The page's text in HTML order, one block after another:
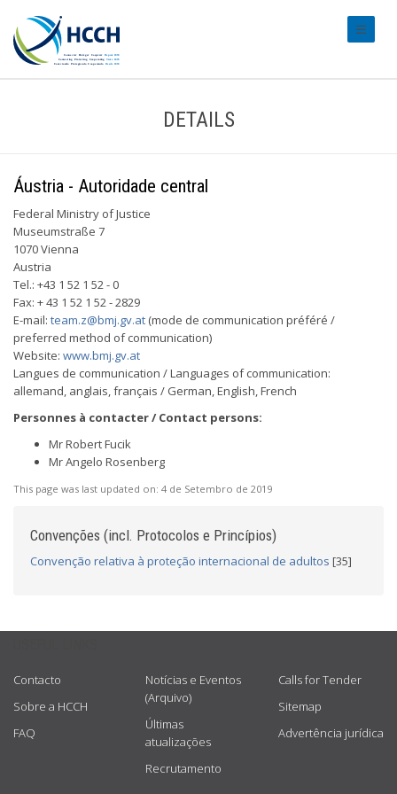
DETAILS
Áustria - Autoridade central
Federal Ministry of Justice
Museumstraße 7
1070 Vienna
Austria
Tel.: +43 1 52 1 52 - 0
Fax: + 43 1 52 1 52 - 2829
E-mail: team.z@bmj.gv.at (mode de communication préféré /
preferred method of communication)
Website: www.bmj.gv.at
Langues de communication / Languages of communication:
allemand, anglais, français / German, English, French
Personnes à contacter / Contact persons:
Mr Robert Fucik
Mr Angelo Rosenberg
This page was last updated on: 4 de Setembro de 2019
Convenções (incl. Protocolos e Princípios)
Convenção relativa à proteção internacional de adultos [35]
Contacto
Sobre a HCCH
FAQ
Notícias e Eventos
(Arquivo)
Últimas
atualizações
Recrutamento
Calls for Tender
Sitemap
Advertência jurídica